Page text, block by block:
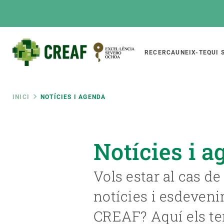
Main
RECERCAUNEIX-TEQUI
Fil
d'ariadna
INICI NOTÍCIES I AGENDA
Notícies i
Vols estar al cas
notícies i
CREAF? Aquí els
responsive
Responsive
menu
Organització institucional
RECERCA
Directori de
Biodiversitat
Canvi global
Funcionament